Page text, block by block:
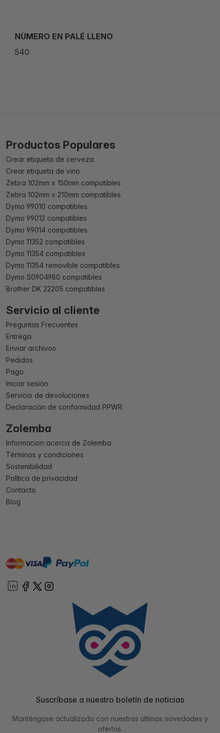
NÚMERO EN PALÉ LLENO
540
Productos Populares
Crear etiqueta de cerveza
Crear etiqueta de vino
Zebra 102mm x 150mm compatibles
Zebra 102mm x 210mm compatibles
Dymo 99010 compatibles
Dymo 99012 compatibles
Dymo 99014 compatibles
Dymo 11352 compatibles
Dymo 11354 compatibles
Dymo 11354 removible compatibles
Dymo S0904980 compatibles
Brother DK 22205 compatibles
Servicio al cliente
Preguntas Frecuentes
Entrega
Enviar archivos
Pedidos
Pago
Iniciar sesión
Servicio de devoluciones
Declaración de conformidad PPWR
Zolemba
Informacion acerca de Zolemba
Términos y condiciones
Sostenibilidad
Política de privacidad
Contacto
Blog
mastervisa paypal
Suscríbase a nuestro boletín de noticias
Manténgase actualizado con nuestras últimas novedades y
ofertas.